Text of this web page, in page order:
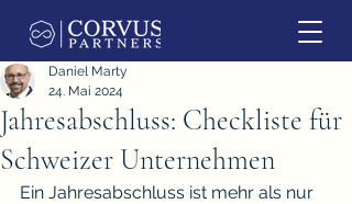
Jahresabschluss: Checkliste für
Schweizer Unternehmen
Daniel Marty
24. Mai 2024
Ein Jahresabschluss ist mehr als nur